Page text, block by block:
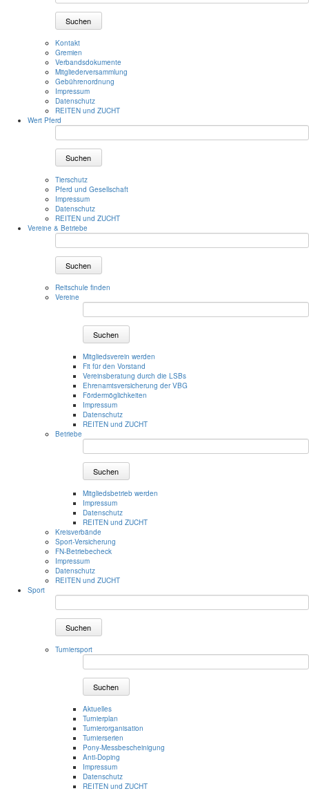
Suchen
Kontakt
Gremien
Verbandsdokumente
Mitgliederversammlung
Gebührenordnung
Impressum
Datenschutz
REITEN und ZUCHT
Wert Pferd
Suchen
Tierschutz
Pferd und Gesellschaft
Impressum
Datenschutz
REITEN und ZUCHT
Vereine & Betriebe
Suchen
Reitschule finden
Vereine
Suchen
Mitgliedsverein werden
Fit für den Vorstand
Vereinsberatung durch die LSBs
Ehrenamtsversicherung der VBG
Fördermöglichkeiten
Impressum
Datenschutz
REITEN und ZUCHT
Betriebe
Suchen
Mitgliedsbetrieb werden
Impressum
Datenschutz
REITEN und ZUCHT
Kreisverbände
Sport-Versicherung
FN-Betriebecheck
Impressum
Datenschutz
REITEN und ZUCHT
Sport
Suchen
Turniersport
Suchen
Aktuelles
Turnierplan
Turnierorganisation
Turnierserien
Pony-Messbescheinigung
Anti-Doping
Impressum
Datenschutz
REITEN und ZUCHT